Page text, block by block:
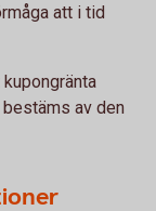
att i tid
av den